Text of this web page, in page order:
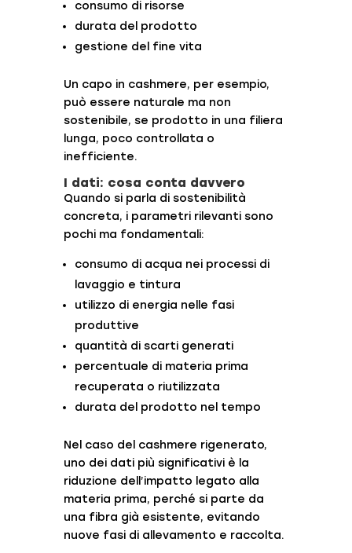
consumo di risorse
durata del prodotto
gestione del fine vita
Un capo in cashmere, per esempio,
può essere naturale ma non
sostenibile, se prodotto in una filiera
lunga, poco controllata o
inefficiente.
I dati: cosa conta davvero
Quando si parla di sostenibilità
concreta, i parametri rilevanti sono
pochi ma fondamentali:
consumo di acqua nei processi di
lavaggio e tintura
utilizzo di energia nelle fasi
produttive
quantità di scarti generati
percentuale di materia prima
recuperata o riutilizzata
durata del prodotto nel tempo
Nel caso del cashmere rigenerato,
uno dei dati più significativi è la
riduzione dell’impatto legato alla
materia prima, perché si parte da
una fibra già esistente, evitando
nuove fasi di allevamento e raccolta.